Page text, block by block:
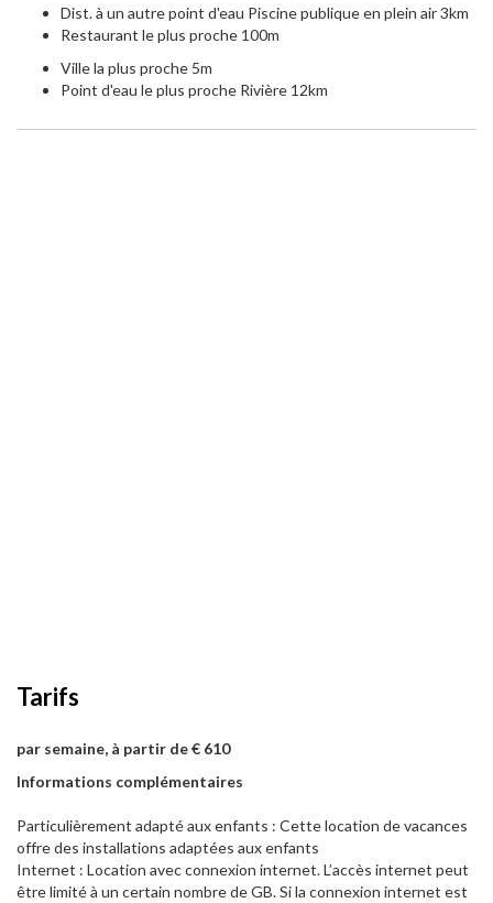
Dist. à un autre point d'eau Piscine publique en plein air 3km
Restaurant le plus proche 100m
Ville la plus proche 5m
Point d'eau le plus proche Rivière 12km
Tarifs
par semaine, à partir de € 610
Informations complémentaires
Particulièrement adapté aux enfants : Cette location de vacances
offre des installations adaptées aux enfants
Internet : Location avec connexion internet. L’accès internet peut
être limité à un certain nombre de GB. Si la connexion internet est